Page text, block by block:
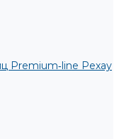
Premium‑line Рехау